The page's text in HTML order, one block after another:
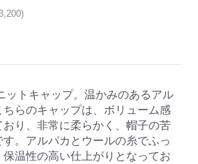
ットキャップ。温かみのあるアル
らのキャップは、ボリューム感
り、非常に柔らかく、帽子の苦
。アルパカとウールの糸でふっ
保温性の高い仕上がりとなってお